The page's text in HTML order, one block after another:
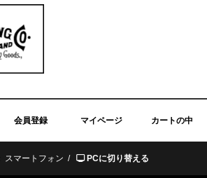
会員登録 マイページ カートの中
スマートフォン / PCに切り替える